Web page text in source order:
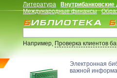
Литература
Международные финансы
Например,Проверка клиентов
Электронная
важной